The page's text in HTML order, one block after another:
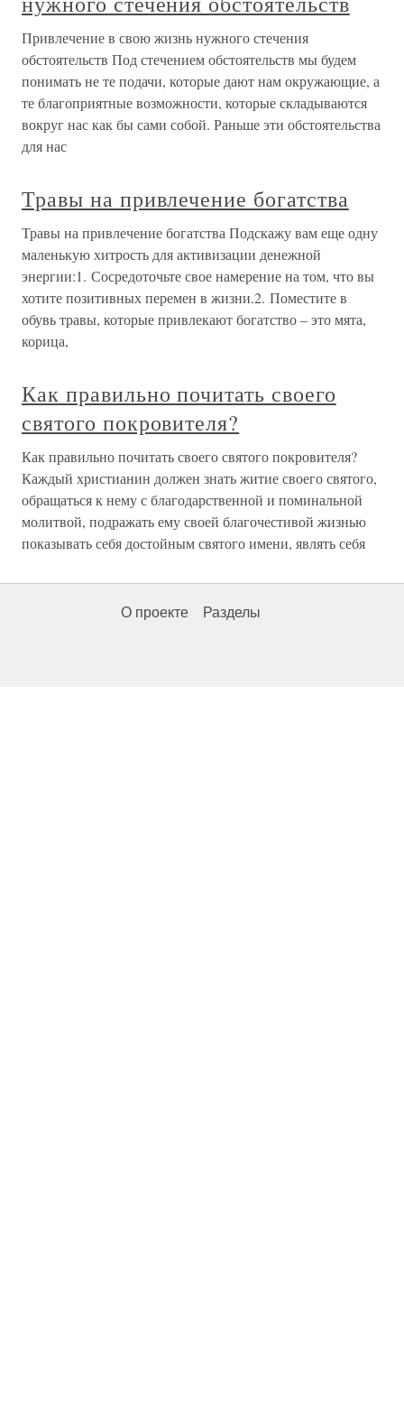
Привлечение в свою жизнь нужного стечения
обстоятельств Под стечением обстоятельств мы будем
понимать не те подачи, которые дают нам окружающие, а
те благоприятные возможности, которые складываются
вокруг нас как бы сами собой. Раньше эти обстоятельства
для нас
Травы на привлечение богатства
Травы на привлечение богатства Подскажу вам еще одну
маленькую хитрость для активизации денежной
энергии:1. Сосредоточьте свое намерение на том, что вы
хотите позитивных перемен в жизни.2. Поместите в
обувь травы, которые привлекают богатство – это мята,
корица,
Как правильно почитать своего
святого покровителя?
Как правильно почитать своего святого покровителя?
Каждый христианин должен знать житие своего святого,
обращаться к нему с благодарственной и поминальной
молитвой, подражать ему своей благочестивой жизнью
показывать себя достойным святого имени, являть себя
О проекте Разделы